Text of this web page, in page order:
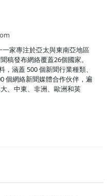
家專注於亞太與東南亞地區
稿發布網絡覆蓋26個國家。
涵蓋 500 個新聞行業種類、
個網絡新聞媒體合作伙伴，遍
、中東、非洲、歐洲和英